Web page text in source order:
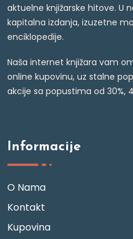
aktuelne knjižarske hitove. U
kapitalna izdanja, izuzetne
enciklopedije.
Naša internet knjižara vam
online kupovinu, uz stalne
akcije sa popustima od 30%,
Informacije
O Nama
Kontakt
Kupovina